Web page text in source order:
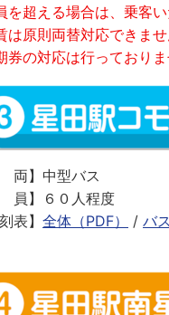
を超える場合は、乗客い
は原則両替対応できま
券の対応は行っておりま
両】中型バス
員】６０人程度
表】 全体（PDF） / バ